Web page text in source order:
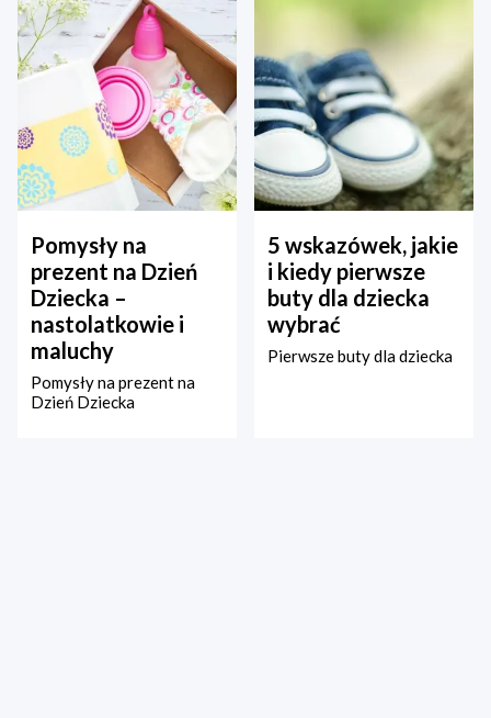
Pomysły na
prezent na Dzień
Dziecka –
nastolatkowie i
maluchy
Pomysły na prezent na
Dzień Dziecka
5 wskazówek, jakie
i kiedy pierwsze
buty dla dziecka
wybrać
Pierwsze buty dla dziecka